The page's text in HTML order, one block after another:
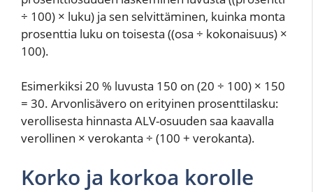
÷ 100) × luku) ja sen selvittäminen, kuinka monta
prosenttia luku on toisesta ((osa ÷ kokonaisuus) ×
100).
Esimerkiksi 20 % luvusta 150 on (20 ÷ 100) × 150
= 30. Arvonlisävero on erityinen prosenttilasku:
verollisesta hinnasta ALV-osuuden saa kaavalla
verollinen × verokanta ÷ (100 + verokanta).
Korko ja korkoa korolle